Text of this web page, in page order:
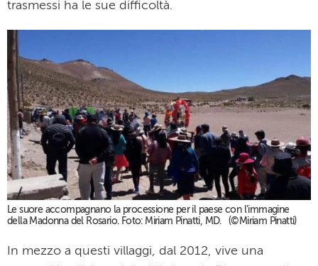
trasmessi ha le sue difficoltà.
Le suore accompagnano la processione per il paese con l'immagine
della Madonna del Rosario. Foto: Miriam Pinatti, MD. (©Miriam Pinatti)
In mezzo a questi villaggi, dal 2012, vive una